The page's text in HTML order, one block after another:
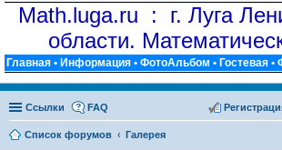
Math.luga.ru : г. Луга
области.
Главная • Информация • ФотоАльбом • Гостевая •
Ссылки FAQ
Список форумов
Галерея